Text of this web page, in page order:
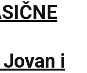
i